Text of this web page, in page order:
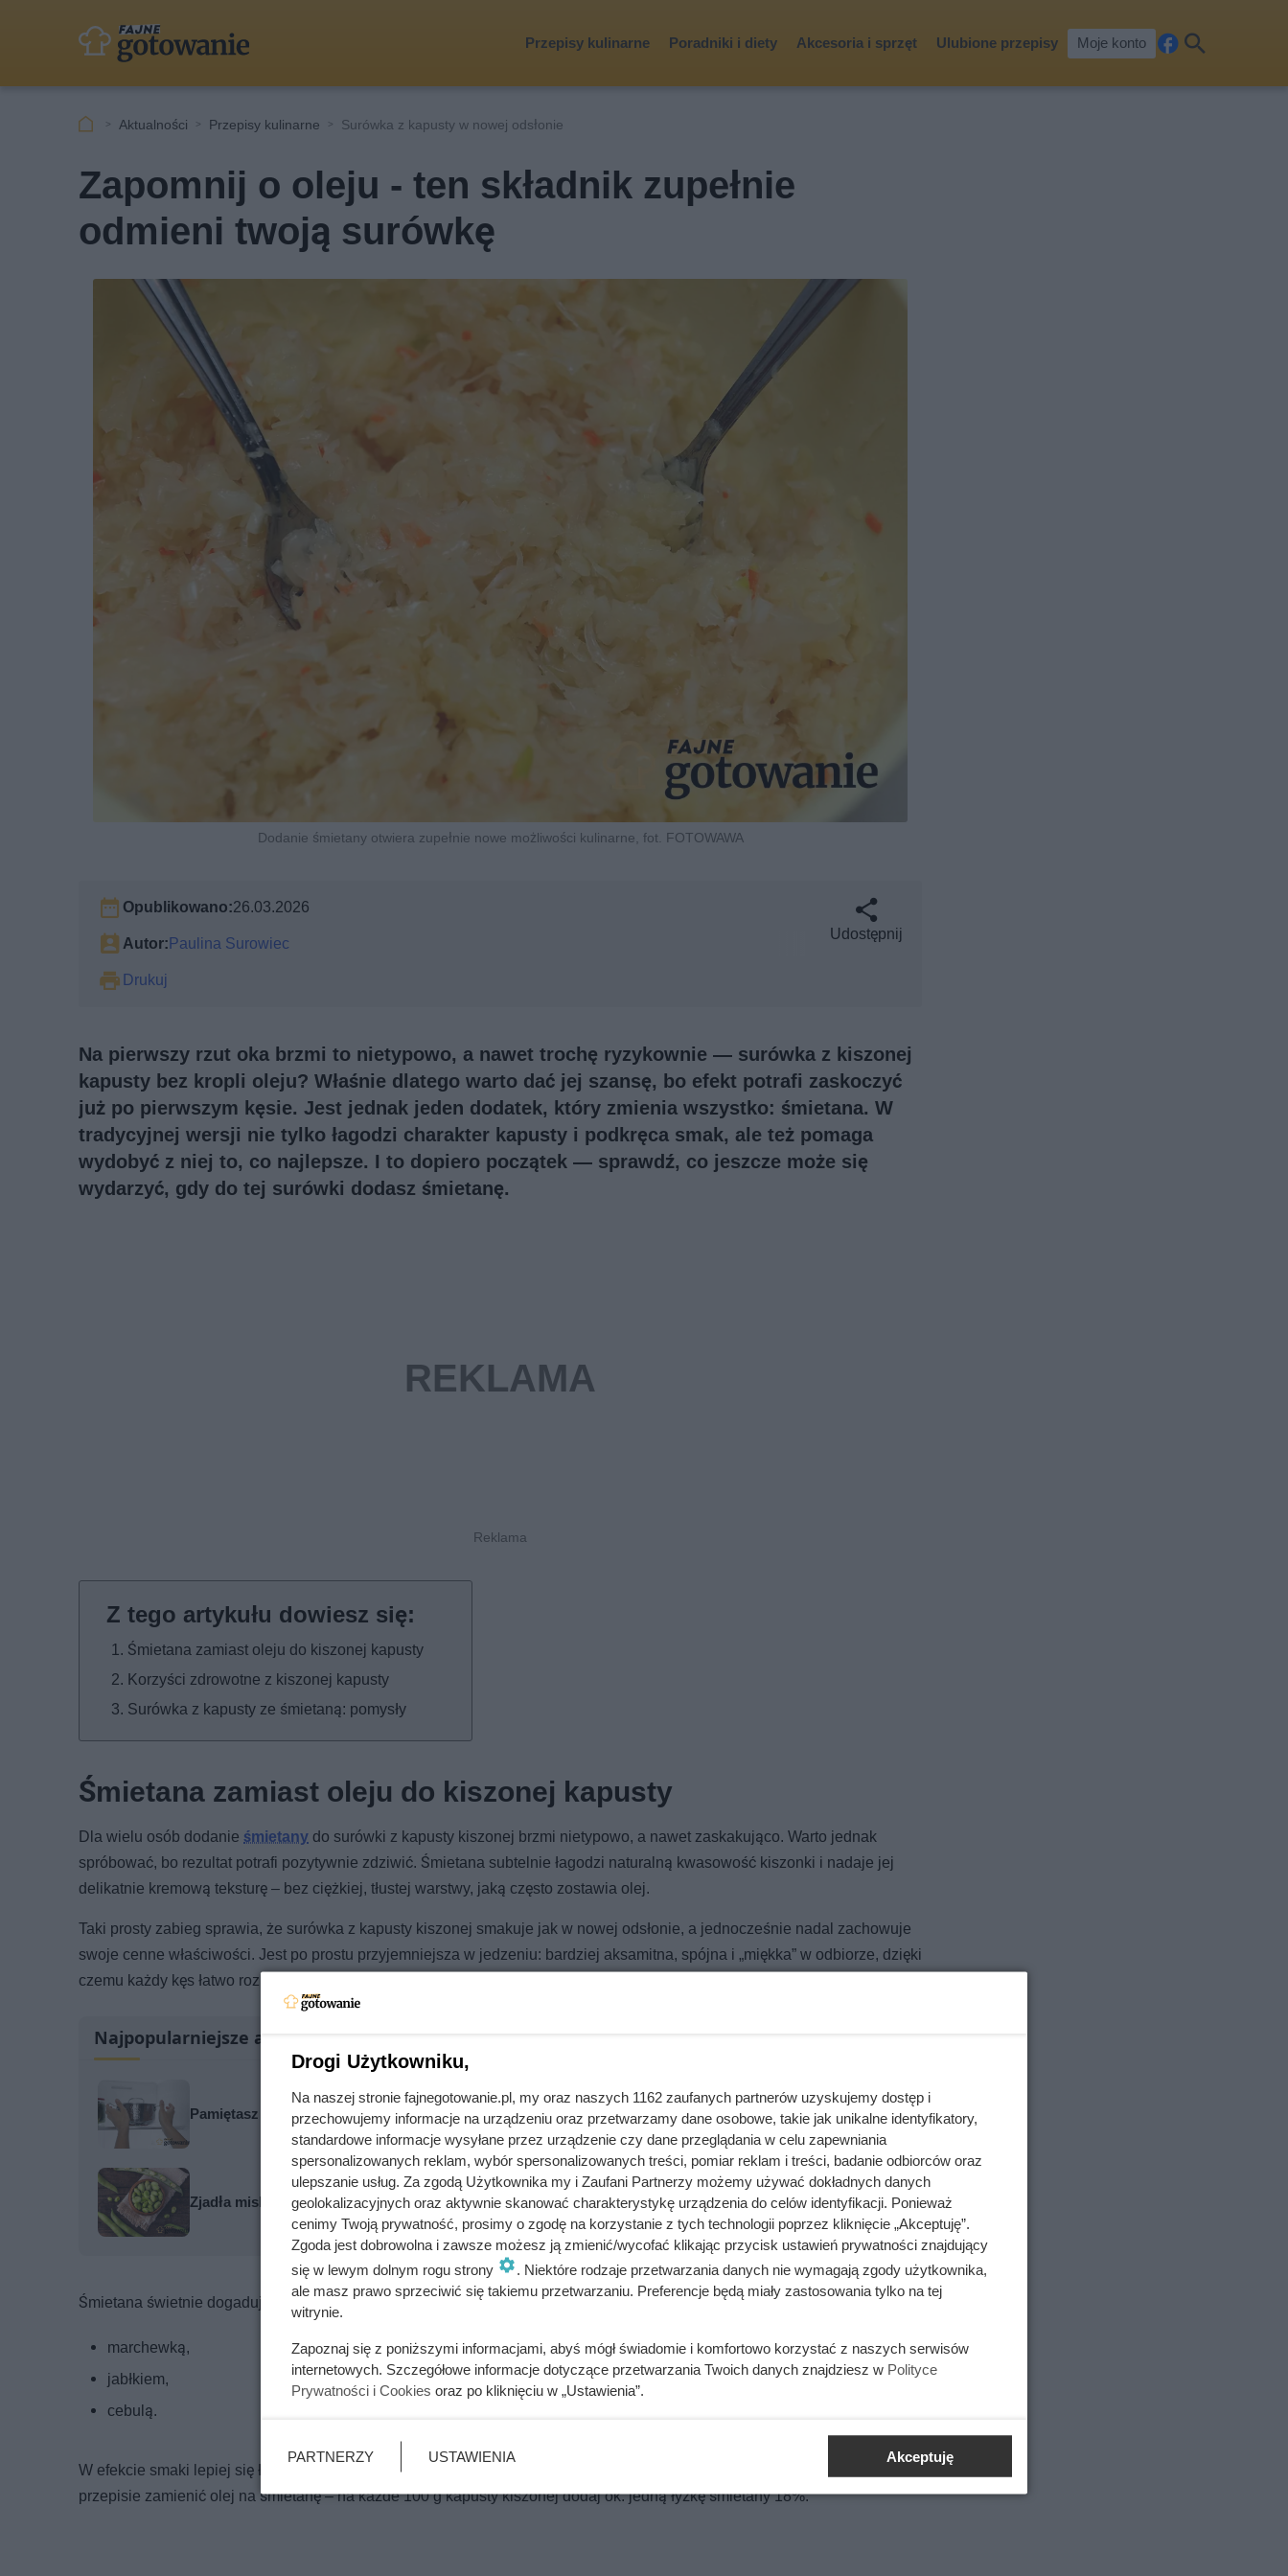
Przepisy kulinarne Poradniki i diety Akcesoria i sprzęt Ulubione przepisy Moje konto
cebkaj
Aktualności Przepisy kulinarne Surówka z kapusty w nowej odsłonie
Zapomnij o oleju - ten składnik zupełnie
odmieni twoją surówkę
Dodanie śmietany otwiera zupełnie nowe możliwości kulinarne, fot. FOTOWAWA
Opublikowano:26.03.2026
Autor:Paulina Surowiec
Drukuj
Udostępnij
Na pierwszy rzut oka brzmi to nietypowo, a nawet trochę ryzykownie — surówka z kiszonej
kapusty bez kropli oleju? Właśnie dlatego warto dać jej szansę, bo efekt potrafi zaskoczyć
już po pierwszym kęsie. Jest jednak jeden dodatek, który zmienia wszystko: śmietana. W
tradycyjnej wersji nie tylko łagodzi charakter kapusty i podkręca smak, ale też pomaga
wydobyć z niej to, co najlepsze. I to dopiero początek — sprawdź, co jeszcze może się
wydarzyć, gdy do tej surówki dodasz śmietanę.
Śmietana zamiast oleju do kiszonej kapusty
Korzyści zdrowotne z kiszonej kapusty
Surówka z kapusty ze śmietaną: pomysły
Śmietana zamiast oleju do kiszonej kapusty
Dla wielu osób dodanie śmietany do surówki z kapusty kiszonej brzmi nietypowo, a nawet zaskakująco. Warto jednak
spróbować, bo rezultat potrafi pozytywnie zdziwić. Śmietana subtelnie łagodzi naturalną kwasowość kiszonki i nadaje jej
delikatnie kremową teksturę – bez ciężkiej, tłustej warstwy, jaką często zostawia olej.
Taki prosty zabieg sprawia, że surówka z kapusty kiszonej smakuje jak w nowej odsłonie, a jednocześnie nadal zachowuje
swoje cenne właściwości. Jest po prostu przyjemniejsza w jedzeniu: bardziej aksamitna, spójna i „miękka” w odbiorze, dzięki
czemu każdy kęs łatwo rozpływa się w ustach.
Najpopularniejsze artykuły
Pamiętasz ją z wakacji u babci? Od strony dietetycznej to jeden z najgorszych obiadów
Zjadła miskę ugotowanego bobu. Oto co po kilku godzinach stało się z jej poziomem cukru i apetytem
Śmietana świetnie dogaduje się też z klasycznymi dodatkami, które najczęściej trafiają do takich surówek:
marchewką,
jabłkiem,
cebulą.
W efekcie smaki lepiej się łączą, a całość zyskuje wyjątkowo kremową konsystencję. W praktyce wystarczy w tradycyjnym
przepisie zamienić olej na śmietanę – na każde 100 g kapusty kiszonej dodaj ok. jedną łyżkę śmietany 18%.
Drogi Użytkowniku,
Na naszej stronie fajnegotowanie.pl, my oraz naszych 1162 zaufanych partnerów uzyskujemy dostęp i
przechowujemy informacje na urządzeniu oraz przetwarzamy dane osobowe, takie jak unikalne identyfikatory,
standardowe informacje wysyłane przez urządzenie czy dane przeglądania w celu zapewniania
spersonalizowanych reklam, wybór spersonalizowanych treści, pomiar reklam i treści, badanie odbiorców oraz
ulepszanie usług. Za zgodą Użytkownika my i Zaufani Partnerzy możemy używać dokładnych danych
geolokalizacyjnych oraz aktywnie skanować charakterystykę urządzenia do celów identyfikacji. Ponieważ
cenimy Twoją prywatność, prosimy o zgodę na korzystanie z tych technologii poprzez kliknięcie „Akceptuję”.
Zgoda jest dobrowolna i zawsze możesz ją zmienić/wycofać klikając przycisk ustawień prywatności znajdujący
się w lewym dolnym rogu strony
. Niektóre rodzaje przetwarzania danych nie wymagają zgody użytkownika,
ale masz prawo sprzeciwić się takiemu przetwarzaniu. Preferencje będą miały zastosowania tylko na tej
witrynie.
Zapoznaj się z poniższymi informacjami, abyś mógł świadomie i komfortowo korzystać z naszych serwisów
internetowych. Szczegółowe informacje dotyczące przetwarzania Twoich danych znajdziesz w Polityce
Prywatności i Cookies oraz po kliknięciu w „Ustawienia”.
PARTNERZY USTAWIENIA Akceptuję